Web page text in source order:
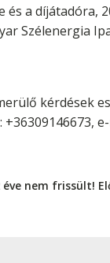
a díjátadóra,
Szélenergia
kérdések
nem frissült!